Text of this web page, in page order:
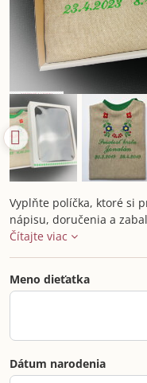
Vyplňte políčka, ktoré si
nápisu, doručenia a
Čítajte viac
Meno dieťatka
Dátum narodenia